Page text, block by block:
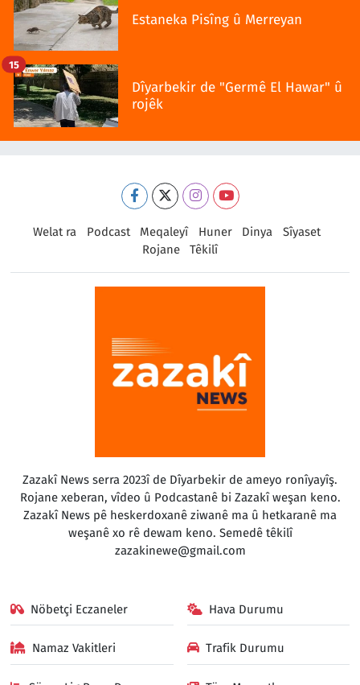
Estaneka Pisîng û Merreyan
Dîyarbekir de "Germê El Hawar" û
rojêk
15
Welat ra Podcast Meqaleyî Huner Dinya
Sîyaset
Rojane
Têkilî
Zazakî News serra 2023î de Dîyarbekir de ameyo ronîyayîş.
Rojane xeberan, vîdeo û Podcastanê bi Zazakî weşan keno.
Zazakî News pê heskerdoxanê ziwanê ma û hetkaranê ma
weşanê xo rê dewam keno. Semedê têkilî
zazakinewe@gmail.com
Nöbetçi Eczaneler Hava Durumu
Namaz Vakitleri Trafik Durumu